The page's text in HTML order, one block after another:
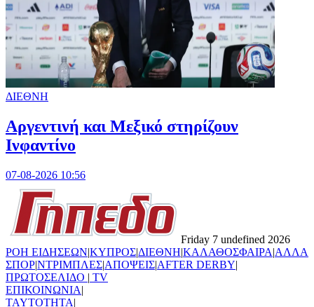
ΔΙΕΘΝΗ
Αργεντινή και Μεξικό στηρίζουν
Ινφαντίνο
07-08-2026 10:56
Friday 7 undefined 2026
ΡΟΗ ΕΙΔΗΣΕΩΝ|ΚΥΠΡΟΣ|ΔΙΕΘΝΗ|ΚΑΛΑΘΟΣΦΑΙΡΑ|ΑΛΛΑ
ΣΠΟΡ|ΝΤΡΙΜΠΛΕΣ|ΑΠΟΨΕΙΣ|AFTER DERBY|
ΠΡΩΤΟΣΕΛΙΔΟ | TV
ΕΠΙΚΟΙΝΩΝΙΑ|
TAYTOTHTA|